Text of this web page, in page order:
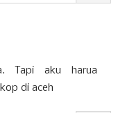
Tapi aku harua
di aceh